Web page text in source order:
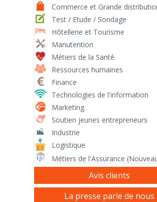
Commerce et Grande
Test / Etude / Sondage
Hôtellerie et Tourisme
Manutention
Métiers de la Santé
Ressources humaines
Finance
Technologies de l'information
Marketing
Soutien jeunes entrepreneurs
Industrie
Logistique
Métiers de l'Assurance
Avis clients
La presse parle de nous